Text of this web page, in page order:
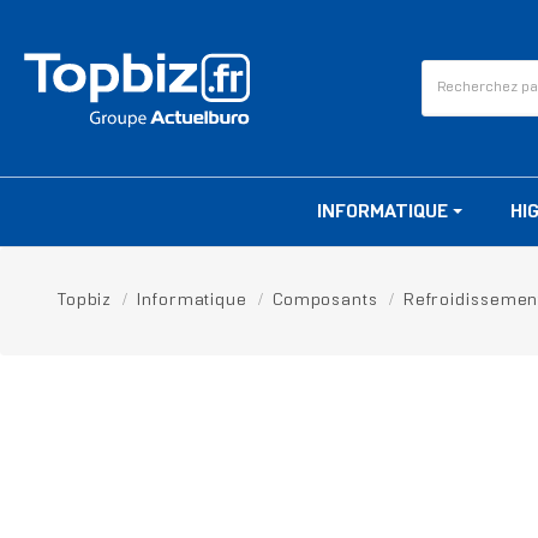
INFORMATIQUE
Topbiz Informatique Composants